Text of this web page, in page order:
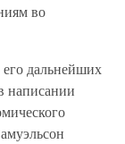
во
его дальнейших
написании